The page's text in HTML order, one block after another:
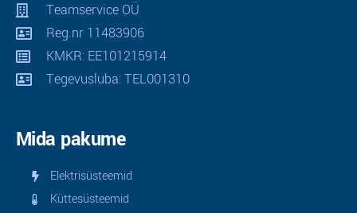
Teamservice OÜ
Reg.nr 11483906
KMKR: EE101215914
Tegevusluba: TEL001310
Mida pakume
Elektrisüsteemid
Küttesüsteemid